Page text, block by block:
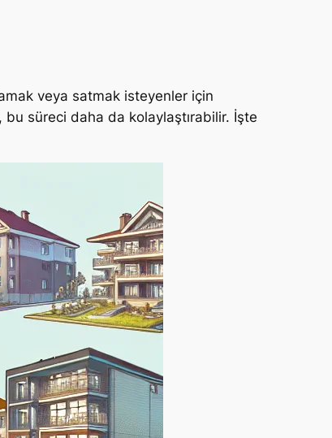
veya satmak isteyenler için
bu süreci daha da kolaylaştırabilir. İşte